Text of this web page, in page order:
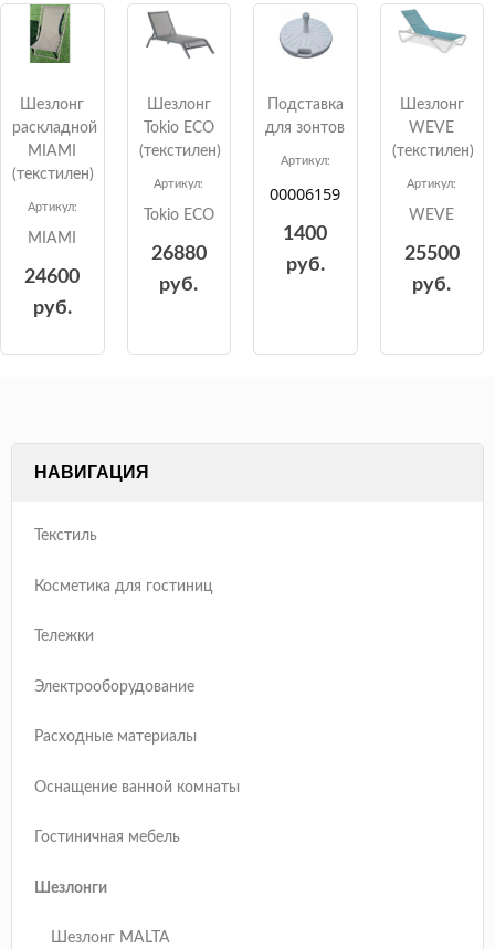
Шезлонг
раскладной
MIAMI
(текстилен)
Артикул:
MIAMI
24600
руб.
Шезлонг
Tokio ECO
(текстилен)
Артикул:
Tokio ECO
26880
руб.
Подставка
для зонтов
Артикул:
00006159
1400
руб.
Шезлонг
WEVE
(текстилен)
Артикул:
WEVE
25500
руб.
НАВИГАЦИЯ
Текстиль
Косметика для гостиниц
Тележки
Электрооборудование
Расходные материалы
Оснащение ванной комнаты
Гостиничная мебель
Шезлонги
Шезлонг MALTA